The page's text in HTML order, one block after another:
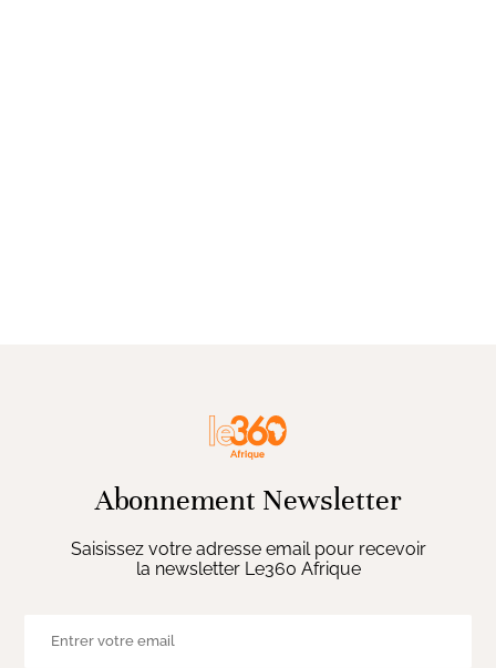
Abonnement Newsletter
Saisissez votre adresse email pour recevoir
la newsletter Le360 Afrique